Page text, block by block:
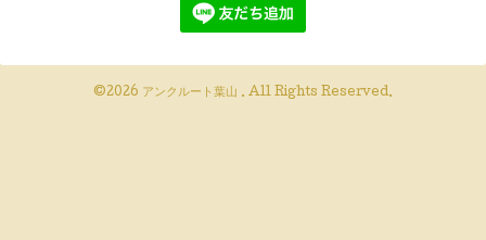
©2026 アンクルート葉山 . All Rights Reserved.